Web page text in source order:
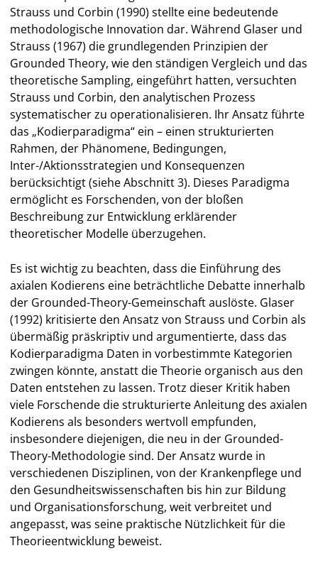
Strauss und Corbin (1990) stellte eine bedeutende
methodologische Innovation dar. Während Glaser und
Strauss (1967) die grundlegenden Prinzipien der
Grounded Theory, wie den ständigen Vergleich und das
theoretische Sampling, eingeführt hatten, versuchten
Strauss und Corbin, den analytischen Prozess
systematischer zu operationalisieren. Ihr Ansatz führte
das „Kodierparadigma“ ein – einen strukturierten
Rahmen, der Phänomene, Bedingungen,
Inter-/Aktionsstrategien und Konsequenzen
berücksichtigt (siehe Abschnitt 3). Dieses Paradigma
ermöglicht es Forschenden, von der bloßen
Beschreibung zur Entwicklung erklärender
theoretischer Modelle überzugehen.
Es ist wichtig zu beachten, dass die Einführung des
axialen Kodierens eine beträchtliche Debatte innerhalb
der Grounded-Theory-Gemeinschaft auslöste. Glaser
(1992) kritisierte den Ansatz von Strauss und Corbin als
übermäßig präskriptiv und argumentierte, dass das
Kodierparadigma Daten in vorbestimmte Kategorien
zwingen könnte, anstatt die Theorie organisch aus den
Daten entstehen zu lassen. Trotz dieser Kritik haben
viele Forschende die strukturierte Anleitung des axialen
Kodierens als besonders wertvoll empfunden,
insbesondere diejenigen, die neu in der Grounded-
Theory-Methodologie sind. Der Ansatz wurde in
verschiedenen Disziplinen, von der Krankenpflege und
den Gesundheitswissenschaften bis hin zur Bildung
und Organisationsforschung, weit verbreitet und
angepasst, was seine praktische Nützlichkeit für die
Theorieentwicklung beweist.